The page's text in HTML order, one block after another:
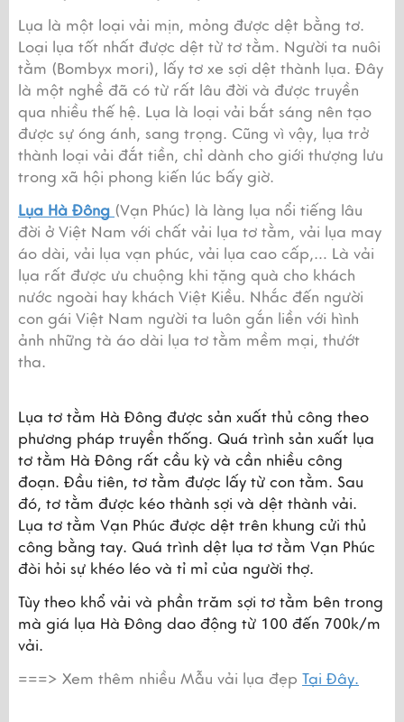
Lụa là một loại vải mịn, mỏng được dệt bằng tơ.
Loại lụa tốt nhất được dệt từ tơ tằm. Người ta nuôi
tằm (Bombyx mori), lấy tơ xe sợi dệt thành lụa. Đây
là một nghề đã có từ rất lâu đời và được truyền
qua nhiều thế hệ. Lụa là loại vải bắt sáng nên tạo
được sự óng ánh, sang trọng. Cũng vì vậy, lụa trở
thành loại vải đắt tiền, chỉ dành cho giới thượng lưu
trong xã hội phong kiến lúc bấy giờ.
Lụa Hà Đông (Vạn Phúc) là làng lụa nổi tiếng lâu
đời ở Việt Nam với chất vải lụa tơ tằm, vải lụa may
áo dài, vải lụa vạn phúc, vải lụa cao cấp,… Là vải
lụa rất được ưu chuộng khi tặng quà cho khách
nước ngoài hay khách Việt Kiều. Nhắc đến người
con gái Việt Nam người ta luôn gắn liền với hình
ảnh những tà áo dài lụa tơ tằm mềm mại, thướt
tha.
Lụa tơ tằm Hà Đông được sản xuất thủ công theo
phương pháp truyền thống. Quá trình sản xuất lụa
tơ tằm Hà Đông rất cầu kỳ và cần nhiều công
đoạn. Đầu tiên, tơ tằm được lấy từ con tằm. Sau
đó, tơ tằm được kéo thành sợi và dệt thành vải.
Lụa tơ tằm Vạn Phúc được dệt trên khung cửi thủ
công bằng tay. Quá trình dệt lụa tơ tằm Vạn Phúc
đòi hỏi sự khéo léo và tỉ mỉ của người thợ.
Tùy theo khổ vải và phần trăm sợi tơ tằm bên trong
mà giá lụa Hà Đông dao động từ 100 đến 700k/m
vải.
===> Xem thêm nhiều Mẫu vải lụa đẹp Tại Đây.